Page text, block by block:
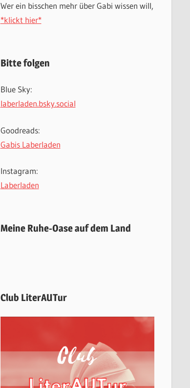
Wer ein bisschen mehr über Gabi wissen will,
*klickt hier*
Bitte folgen
Blue Sky:
laberladen.bsky.social
Goodreads:
Gabis Laberladen
Instagram:
Laberladen
Meine Ruhe-Oase auf dem Land
Club LiterAUTur